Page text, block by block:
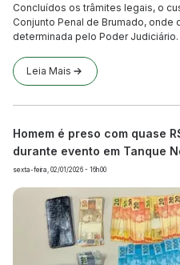
Concluídos os trâmites legais, o
Conjunto Penal de Brumado, onde
determinada pelo Poder Judiciário.
Leia Mais
Homem é preso com quase
durante evento em Tanque
sexta-feira, 02/01/2026 - 16h00